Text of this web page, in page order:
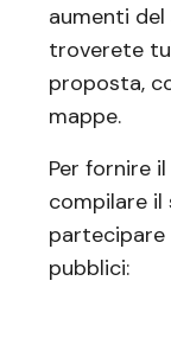
aumenti
troverete
proposta,
mappe.
Per fornire
compilare
pubblici: